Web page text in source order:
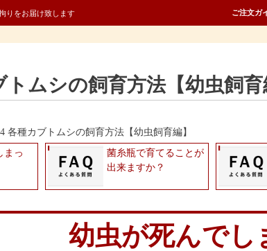
りをお届け致します ご注文ガ
トムシの飼育方法【幼虫飼
各種カブトムシの飼育方法【幼虫飼育編】
まっ
菌糸瓶で育てることが
出来ますか？
幼虫が死んでし